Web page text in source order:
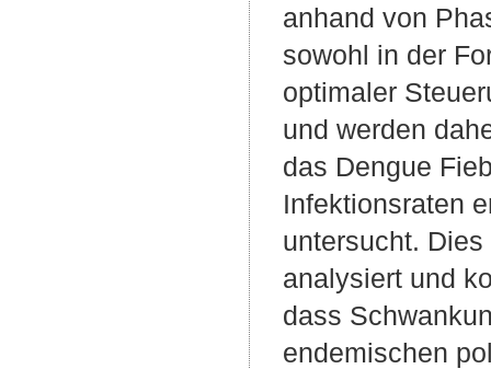
anhand von
sowohl in der
optimaler
und werden
das Dengue
Infektionsraten
untersucht.
analysiert und
dass
endemischen